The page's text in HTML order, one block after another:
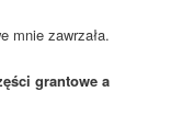
mnie zawrzała.
grantowe a